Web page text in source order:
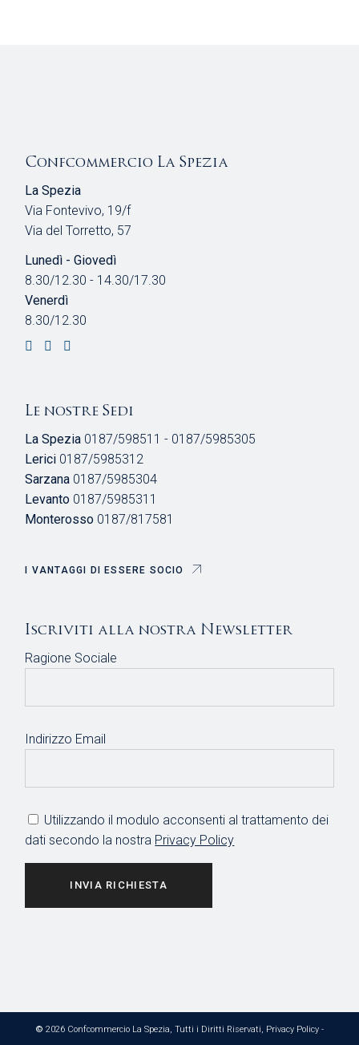
Confcommercio La Spezia
La Spezia
Via Fontevivo, 19/f
Via del Torretto, 57
Lunedì - Giovedì
8.30/12.30 - 14.30/17.30
Venerdì
8.30/12.30
Le nostre Sedi
La Spezia 0187/598511 - 0187/5985305
Lerici 0187/5985312
Sarzana 0187/5985304
Levanto 0187/5985311
Monterosso 0187/817581
I VANTAGGI DI ESSERE SOCIO
Iscriviti alla nostra Newsletter
Ragione Sociale
Indirizzo Email
Utilizzando il modulo acconsenti al trattamento dei
dati secondo la nostra Privacy Policy
INVIA RICHIESTA
© 2026 Confcommercio La Spezia, Tutti i Diritti Riservati, Privacy Policy-